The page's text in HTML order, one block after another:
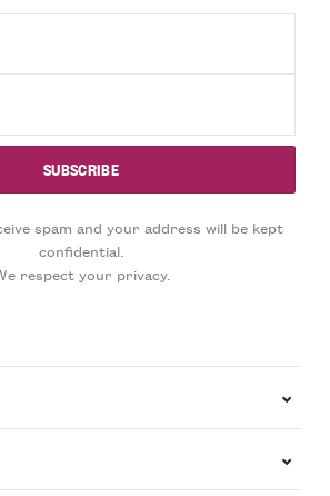
spam and your address will be kept
confidential.
respect your privacy.